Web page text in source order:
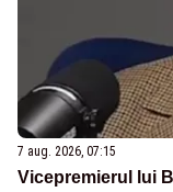
7 aug. 2026, 07:15
Vicepremierul lui